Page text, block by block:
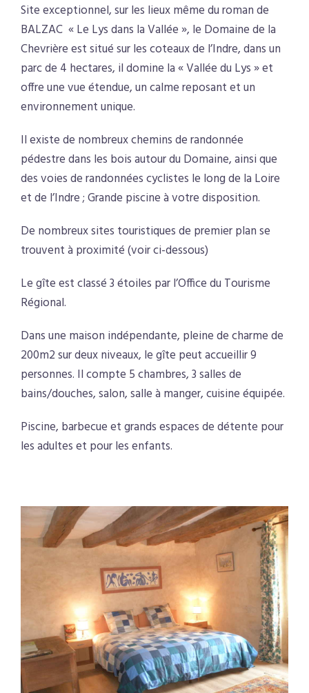
Site exceptionnel, sur les lieux même du roman de
BALZAC « Le Lys dans la Vallée », le Domaine de la
Chevrière est situé sur les coteaux de l’Indre, dans un
parc de 4 hectares, il domine la « Vallée du Lys » et
offre une vue étendue, un calme reposant et un
environnement unique.
Il existe de nombreux chemins de randonnée
pédestre dans les bois autour du Domaine, ainsi que
des voies de randonnées cyclistes le long de la Loire
et de l’Indre ; Grande piscine à votre disposition.
De nombreux sites touristiques de premier plan se
trouvent à proximité (voir ci-dessous)
Le gîte est classé 3 étoiles par l’Office du Tourisme
Régional.
Dans une maison indépendante, pleine de charme de
200m2 sur deux niveaux, le gîte peut accueillir 9
personnes. Il compte 5 chambres, 3 salles de
bains/douches, salon, salle à manger, cuisine équipée.
Piscine, barbecue et grands espaces de détente pour
les adultes et pour les enfants.